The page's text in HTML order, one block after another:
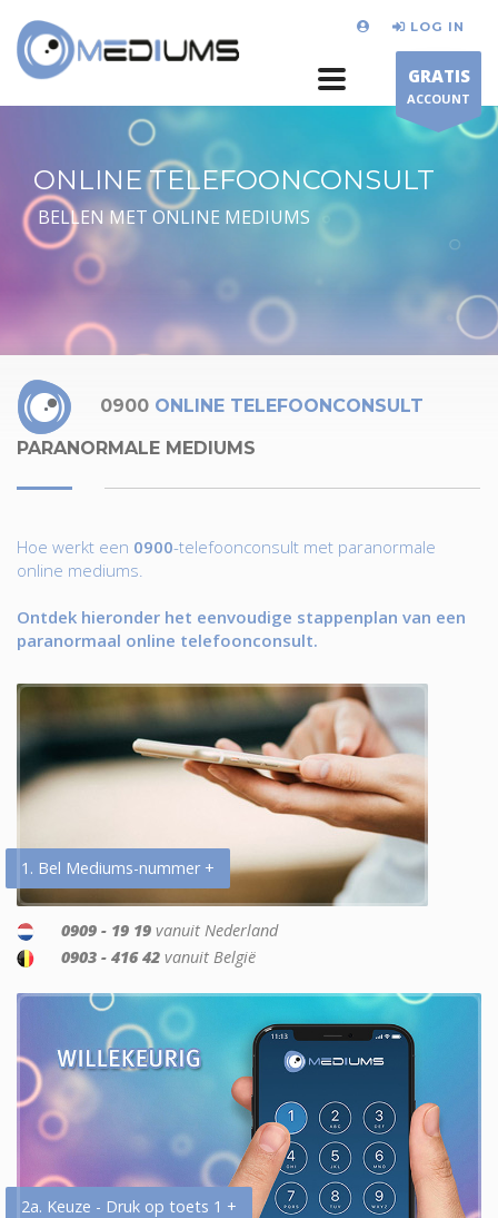
LOG IN
GRATIS
ACCOUNT
ONLINE TELEFOONCONSULT
BELLEN MET ONLINE MEDIUMS
0900 ONLINE TELEFOONCONSULT
PARANORMALE MEDIUMS
Hoe werkt een 0900-telefoonconsult met paranormale
online mediums.
Ontdek hieronder het eenvoudige stappenplan van een
paranormaal online telefoonconsult.
1. Bel Mediums-nummer +
0909 - 19 19 vanuit Nederland
0903 - 416 42 vanuit België
2a. Keuze - Druk op toets 1 +